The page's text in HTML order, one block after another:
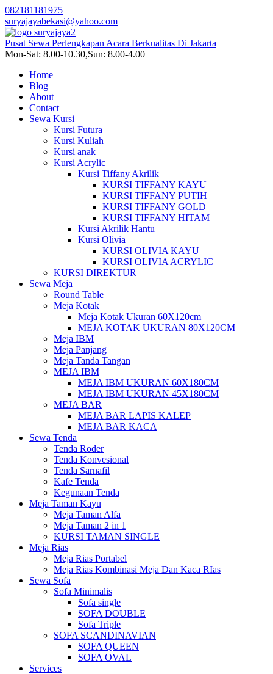
082181181975
suryajayabekasi@yahoo.com
Pusat Sewa Perlengkapan Acara Berkualitas Di Jakarta
Mon-Sat: 8.00-10.30,Sun: 8.00-4.00
Home
Blog
About
Contact
Sewa Kursi
Kursi Futura
Kursi Kuliah
Kursi anak
Kursi Acrylic
Kursi Tiffany Akrilik
KURSI TIFFANY KAYU
KURSI TIFFANY PUTIH
KURSI TIFFANY GOLD
KURSI TIFFANY HITAM
Kursi Akrilik Hantu
Kursi Olivia
KURSI OLIVIA KAYU
KURSI OLIVIA ACRYLIC
KURSI DIREKTUR
Sewa Meja
Round Table
Meja Kotak
Meja Kotak Ukuran 60X120cm
MEJA KOTAK UKURAN 80X120CM
Meja IBM
Meja Panjang
Meja Tanda Tangan
MEJA IBM
MEJA IBM UKURAN 60X180CM
MEJA IBM UKURAN 45X180CM
MEJA BAR
MEJA BAR LAPIS KALEP
MEJA BAR KACA
Sewa Tenda
Tenda Roder
Tenda Konvesional
Tenda Sarnafil
Kafe Tenda
Kegunaan Tenda
Meja Taman Kayu
Meja Taman Alfa
Meja Taman 2 in 1
KURSI TAMAN SINGLE
Meja Rias
Meja Rias Portabel
Meja Rias Kombinasi Meja Dan Kaca RIas
Sewa Sofa
Sofa Minimalis
Sofa single
SOFA DOUBLE
Sofa Triple
SOFA SCANDINAVIAN
SOFA QUEEN
SOFA OVAL
Services